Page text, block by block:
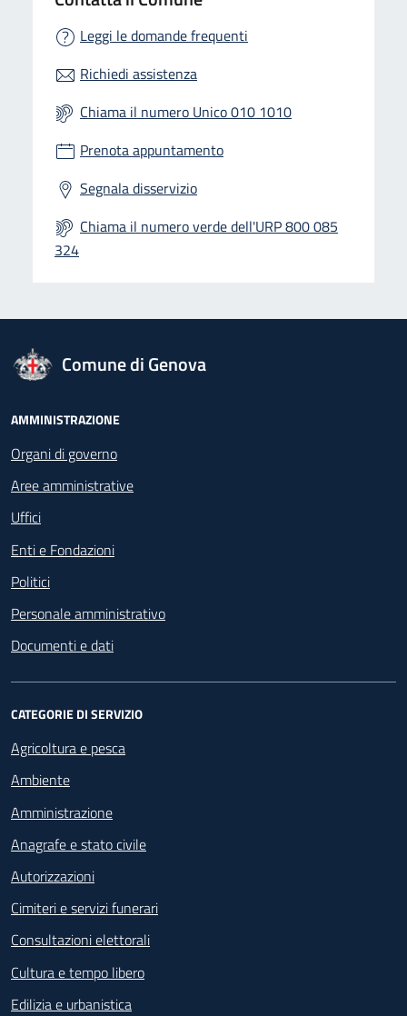
Leggi le domande frequenti
Richiedi assistenza
Chiama il numero Unico 010 1010
Prenota appuntamento
Segnala disservizio
Chiama il numero verde dell'URP 800 085
324
logo Unione Europea
Comune di Genova
Footer - Navigazione
AMMINISTRAZIONE
Organi di governo
Aree amministrative
Uffici
Enti e Fondazioni
Politici
Personale amministrativo
Documenti e dati
CATEGORIE DI SERVIZIO
Agricoltura e pesca
Ambiente
Amministrazione
Anagrafe e stato civile
Autorizzazioni
Cimiteri e servizi funerari
Consultazioni elettorali
Cultura e tempo libero
Edilizia e urbanistica